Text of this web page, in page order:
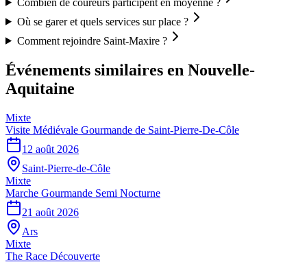
Où se garer et quels services sur place ?
Comment rejoindre Saint-Maxire ?
Événements similaires en Nouvelle-
Aquitaine
Mixte
Visite Médiévale Gourmande de Saint-Pierre-De-Côle
12 août 2026
Saint-Pierre-de-Côle
Mixte
Marche Gourmande Semi Nocturne
21 août 2026
Ars
Mixte
The Race Découverte